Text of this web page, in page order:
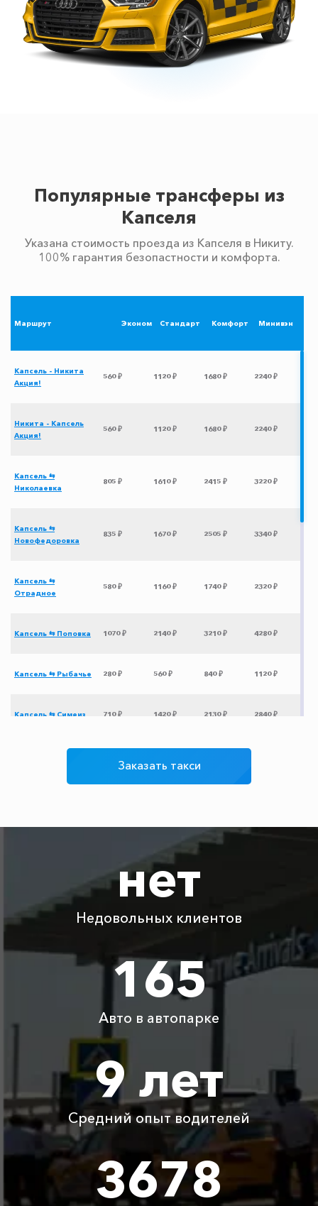
Популярные трансферы из
Капселя
Указана стоимость проезда из Капселя в Никиту.
100% гарантия безопастности и комфорта.
Маршрут Эконом Стандарт Комфорт Минивэн
Капсель - Никита
Акция!
560 ₽ 1120 ₽ 1680 ₽ 2240 ₽
Никита - Капсель
Акция!
560 ₽ 1120 ₽ 1680 ₽ 2240 ₽
Капсель ⇆
Николаевка
805 ₽ 1610 ₽ 2415 ₽ 3220 ₽
Капсель ⇆
Новофедоровка
835 ₽ 1670 ₽ 2505 ₽ 3340 ₽
Капсель ⇆
Отрадное
580 ₽ 1160 ₽ 1740 ₽ 2320 ₽
Капсель ⇆ Поповка 1070 ₽ 2140 ₽ 3210 ₽ 4280 ₽
Капсель ⇆ Рыбачье 280 ₽ 560 ₽ 840 ₽ 1120 ₽
Капсель ⇆ Симеиз 710 ₽ 1420 ₽ 2130 ₽ 2840 ₽
5115 ₽
Капсель ⇆ Мысовое 620 ₽ 1240 ₽
5320 ₽
2490 ₽ 3735 ₽
Бесплатно
Бесплатно Бесплатно Бесплатно
Аренда автомобиля
Цены по акции ограничены количеством свободных
автомобилей в г Никита. Точную цену вам сообщит
Заказать такси
нет
Недовольных клиентов
165
Авто в автопарке
9 лет
Средний опыт водителей
3678